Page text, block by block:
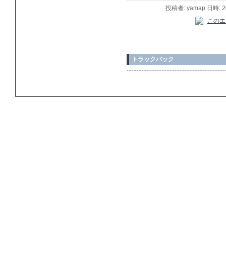
投稿者: yamap 日時:
トラックバック